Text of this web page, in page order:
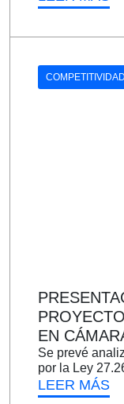
COMPETITIVIDAD
EN
Se prevé
por la Ley
LEER MÁS